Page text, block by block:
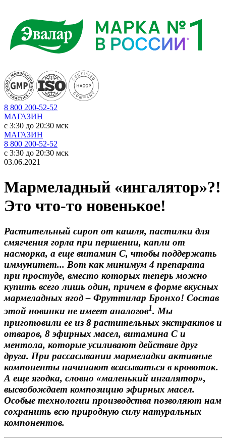
8 800 200-52-52
МАГАЗИН
c 3:30 до 20:30 мск
МАГАЗИН
8 800 200-52-52
c 3:30 до 20:30 мск
03.06.2021
Мармеладный «ингалятор»?!
Это что-то новенькое!
Растительный сироп от кашля, пастилки для
смягчения горла при першении, капли от
насморка, а еще витамин С, чтобы поддержать
иммунитет... Вот как минимум 4 препарата
при простуде, вместо которых теперь можно
купить всего лишь один, причем в форме вкусных
мармеладных ягод – Фруттилар Бронхо! Состав
этой новинки не имеет аналогов1. Мы
приготовили ее из 8 растительных экстрактов и
отваров, 8 эфирных масел, витамина С и
ментола, которые усиливают действие друг
друга. При рассасывании мармеладки активные
компоненты начинают всасываться в кровоток.
А еще ягодка, словно «маленький ингалятор»,
высвобождает композицию эфирных масел.
Особые технологии производства позволяют нам
сохранить всю природную силу натуральных
компонентов.